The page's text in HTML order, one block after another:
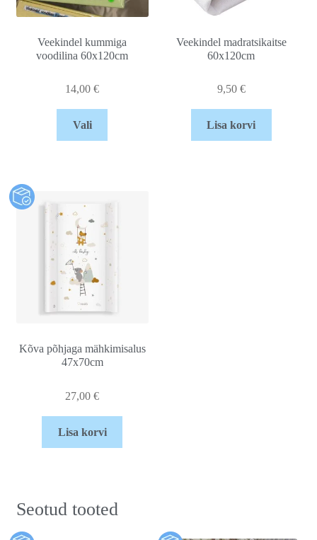
Veekindel kummiga
voodilina 60x120cm
14,00€
Vali
Veekindel madratsikaitse
60x120cm
9,50 €
Lisa korvi
Kõva põhjaga mähkimisalus
47x70cm
27,00€
Lisa korvi
Seotud tooted